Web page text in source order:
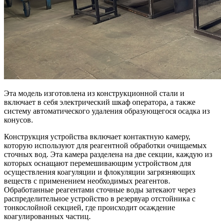
Эта модель изготовлена из конструкционной стали и
включает в себя электрический шкаф оператора, а также
систему автоматического удаления образующегося осадка из
конусов.
Конструкция устройства включает контактную камеру,
которую используют для реагентной обработки очищаемых
сточных вод. Эта камера разделена на две секции, каждую из
которых оснащают перемешивающим устройством для
осуществления коагуляции и флокуляции загрязняющих
веществ с применением необходимых реагентов.
Обработанные реагентами сточные воды затекают через
распределительное устройство в резервуар отстойника с
тонкослойной секцией, где происходит осаждение
коагулированных частиц.